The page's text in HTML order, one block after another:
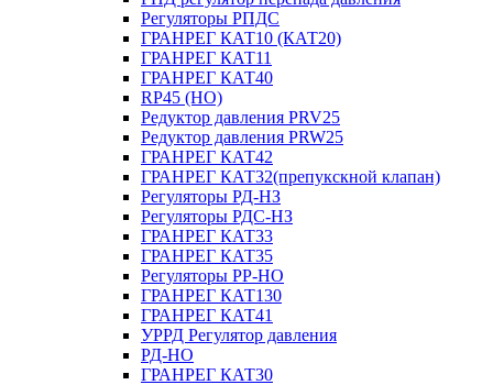
Регуляторы РПДС
ГРАНРЕГ КАТ10 (КАТ20)
ГРАНРЕГ КАТ11
ГРАНРЕГ КАТ40
RP45 (НО)
Редуктор давления PRV25
Редуктор давления PRW25
ГРАНРЕГ КАТ42
ГРАНРЕГ КАТ32(препукскной клапан)
Регуляторы РД-НЗ
Регуляторы РДС-НЗ
ГРАНРЕГ КАТ33
ГРАНРЕГ КАТ35
Регуляторы РР-НО
ГРАНРЕГ КАТ130
ГРАНРЕГ КАТ41
УРРД Регулятор давления
РД-НО
ГРАНРЕГ КАТ30